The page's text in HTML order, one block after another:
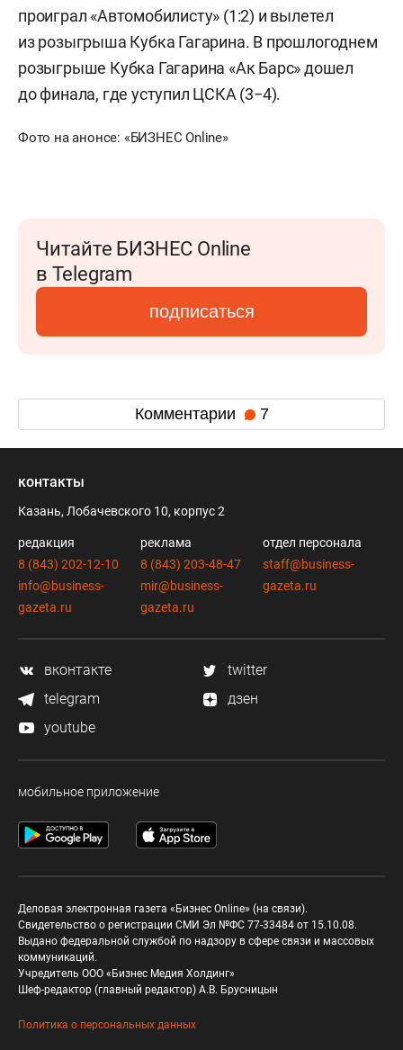
проиграл «Автомобилисту» (1:2) и вылетел
из розыгрыша Кубка Гагарина. В прошлогоднем
розыгрыше Кубка Гагарина «Ак Барс» дошел
до финала, где уступил ЦСКА (3−4).
Фото на анонсе: «БИЗНЕС Online»
Читайте БИЗНЕС Online
в Telegram
подписаться
Комментарии 7
контакты
Казань, Лобачевского 10, корпус 2
редакция
8 (843) 202-12-10
info@business-
gazeta.ru
реклама
8 (843) 203-48-47
mir@business-
gazeta.ru
отдел персонала
staff@business-
gazeta.ru
вконтакте
twitter
telegram
дзен
youtube
мобильное приложение
Деловая электронная газета «Бизнес Online» (на связи).
Свидетельство о регистрации СМИ Эл №ФС 77-33484 от 15.10.08.
Выдано федеральной службой по надзору в сфере связи и массовых
коммуникаций.
Учредитель ООО «Бизнес Медия Холдинг»
Шеф-редактор (главный редактор) А.В. Брусницын
Политика о персональных данных